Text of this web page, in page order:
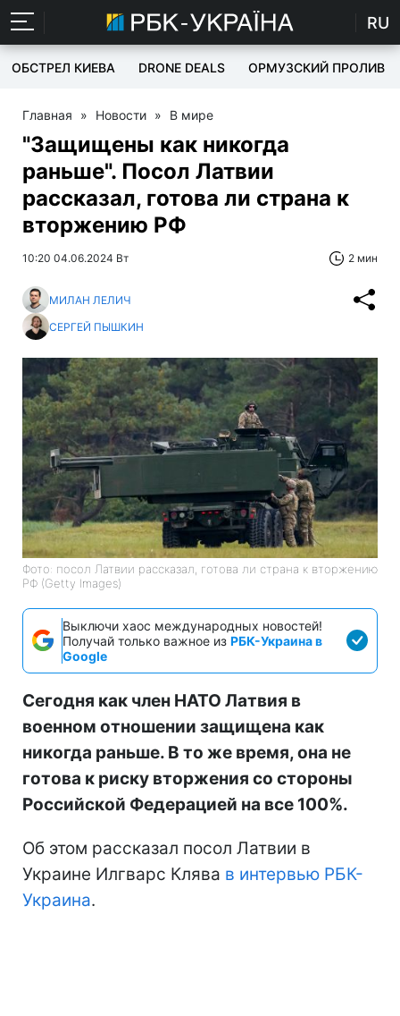
RU
ОБСТРЕЛ КИЕВА DRONE DEALS ОРМУЗСКИЙ ПРОЛИВ
Главная » Новости » В мире
"Защищены как никогда
раньше". Посол Латвии
рассказал, готова ли страна к
вторжению РФ
10:20 04.06.2024 Вт 2 мин
МИЛАН ЛЕЛИЧ
СЕРГЕЙ ПЫШКИН
Фото: посол Латвии рассказал, готова ли страна к вторжению
РФ (Getty Images)
Выключи хаос международных новостей!
Получай только важное из РБК-Украина в
Google
Сегодня как член НАТО Латвия в
военном отношении защищена как
никогда раньше. В то же время, она не
готова к риску вторжения со стороны
Российской Федерацией на все 100%.
Об этом рассказал посол Латвии в
Украине Илгварс Клява в интервью РБК-
Украина.